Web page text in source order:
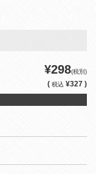
¥298(税別)
( 税込 ¥327 )